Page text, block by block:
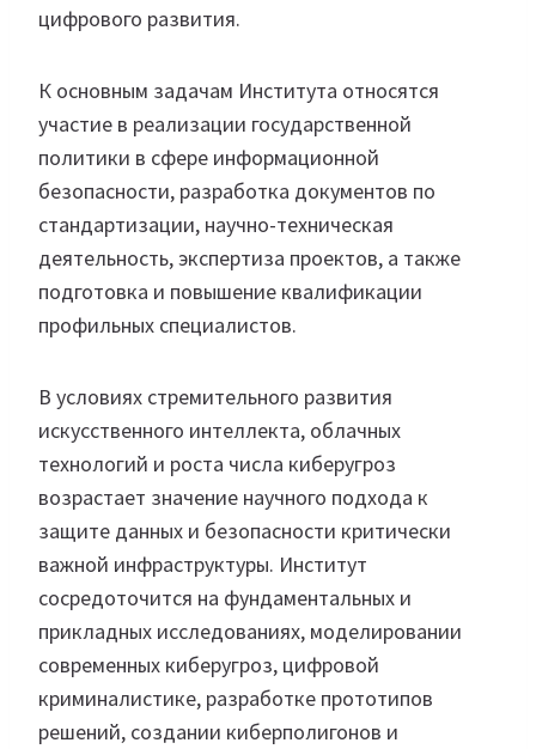
цифрового развития.
К основным задачам Института относятся
участие в реализации государственной
политики в сфере информационной
безопасности, разработка документов по
стандартизации, научно-техническая
деятельность, экспертиза проектов, а также
подготовка и повышение квалификации
профильных специалистов.
В условиях стремительного развития
искусственного интеллекта, облачных
технологий и роста числа киберугроз
возрастает значение научного подхода к
защите данных и безопасности критически
важной инфраструктуры. Институт
сосредоточится на фундаментальных и
прикладных исследованиях, моделировании
современных киберугроз, цифровой
криминалистике, разработке прототипов
решений, создании киберполигонов и